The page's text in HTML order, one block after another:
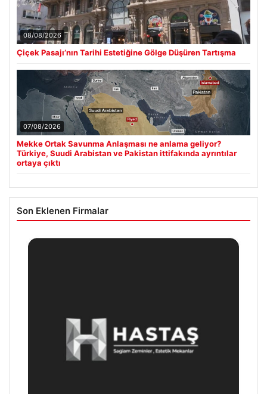
08/08/2026
Çiçek Pasajı’nın Tarihi Estetiğine Gölge Düşüren Tartışma
07/08/2026
Mekke Ortak Savunma Anlaşması ne anlama geliyor?
Türkiye, Suudi Arabistan ve Pakistan ittifakında ayrıntılar
ortaya çıktı
Son Eklenen Firmalar